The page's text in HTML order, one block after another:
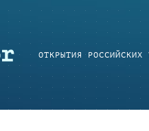
ОТКРЫТИЯ РОССИЙСКИХ